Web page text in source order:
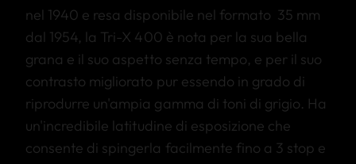
nel 1940 e resa disponibile nel formato 35 mm
dal 1954, la Tri-X 400 è nota per la sua bella
grana e il suo aspetto senza tempo, e per il suo
contrasto migliorato pur essendo in grado di
riprodurre un'ampia gamma di toni di grigio. Ha
un'incredibile latitudine di esposizione che
consente di spingerla facilmente fino a 3 stop e